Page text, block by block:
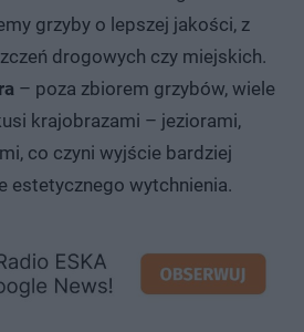
grzyby o lepszej jakości, z
drogowych czy miejskich.
– poza zbiorem grzybów, wiele
krajobrazami – jeziorami,
co czyni wyjście bardziej
estetycznego wytchnienia.